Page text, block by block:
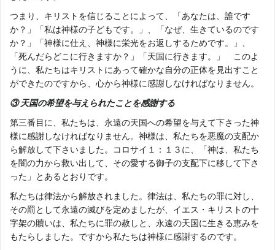
つまり、キリストを信じることによって、「あなたは、誰です
か？」「私は神様の子どもです。」、「なぜ、生きているのです
か？」「神様に仕え、神様に栄光をお返しするためです。」、
「死んだらどこに行きますか？」「天国に行きます。」 このよ
うに、私たちはキリストにあって確かな自分の正体を見出すこと
ができたのですから、心から神様に感謝しなければなりません。
③ 天国の希望を与えられたことを感謝する
第三番目に、私たちは、永遠の天国への希望を与えて下さった神
様に感謝しなければなりません。神様は、私たちを悪魔の支配か
ら解放して下さいました。コロサイ１：１３に、「神は、私たち
を闇の力から救い出して、その愛する御子の支配下に移して下さ
った」とあるとおりです。
私たちは律法から解放されました。律法は、私たちの罪に対し、
その罰として永遠の滅びを定めましたが、イエス・キリストの十
字架の贖いは、私たちに罪の赦しと、永遠の天国に生きる恵みを
もたらしました。ですから私たちは神様に感謝するのです。